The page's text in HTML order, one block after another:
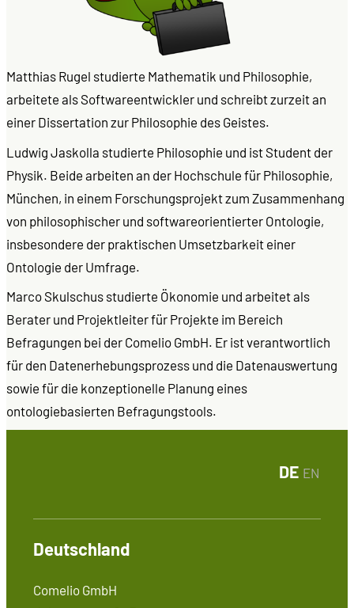
Matthias Rugel studierte Mathematik und Philosophie,
arbeitete als Softwareentwickler und schreibt zurzeit an
einer Dissertation zur Philosophie des Geistes.
Ludwig Jaskolla studierte Philosophie und ist Student der
Physik. Beide arbeiten an der Hochschule für Philosophie,
München, in einem Forschungsprojekt zum Zusammenhang
von philosophischer und softwareorientierter Ontologie,
insbesondere der praktischen Umsetzbarkeit einer
Ontologie der Umfrage.
Marco Skulschus studierte Ökonomie und arbeitet als
Berater und Projektleiter für Projekte im Bereich
Befragungen bei der Comelio GmbH. Er ist verantwortlich
für den Datenerhebungsprozess und die Datenauswertung
sowie für die konzeptionelle Planung eines
ontologiebasierten Befragungstools.
DE EN
Deutschland
Comelio GmbH